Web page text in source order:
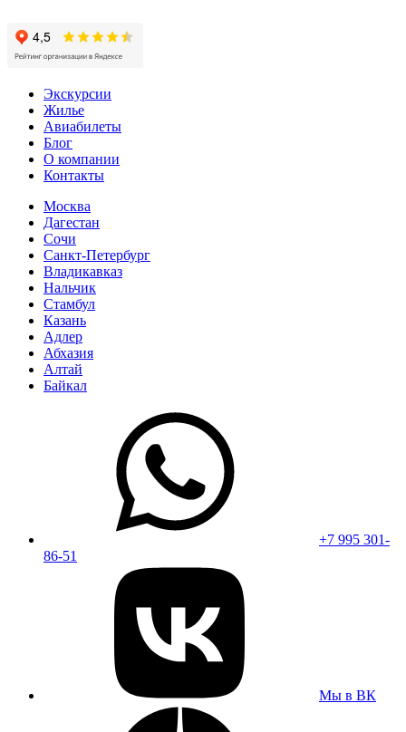
Экскурсии
Жилье
Авиабилеты
Блог
О компании
Контакты
Москва
Дагестан
Сочи
Санкт-Петербург
Владикавказ
Нальчик
Стамбул
Казань
Адлер
Абхазия
Алтай
Байкал
+7 995 301-
86-51
Мы в ВК